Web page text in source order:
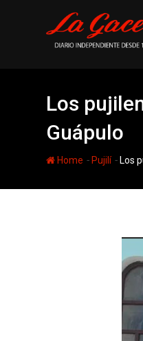
Los
Guápulo
Home - Pujilí- Los